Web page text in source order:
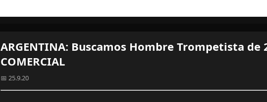
ARGENTINA: Buscamos Hombre Trompetista de
COMERCIAL
📅 25.9.20